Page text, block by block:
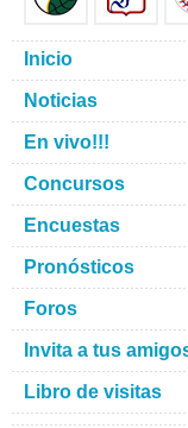
Inicio
Noticias
En vivo!!!
Concursos
Encuestas
Pronósticos
Foros
Invita a tus
Libro de visitas